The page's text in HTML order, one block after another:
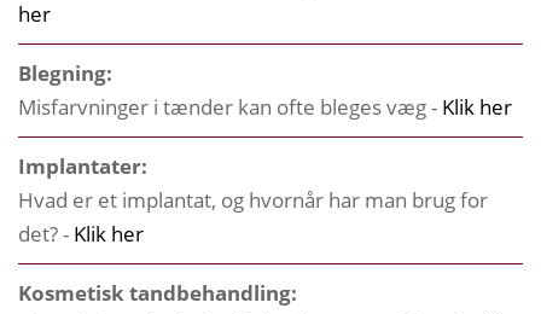
her
Blegning:
Misfarvninger i tænder kan ofte bleges væg - Klik her
Implantater:
Hvad er et implantat, og hvornår har man brug for
det? - Klik her
Kosmetisk tandbehandling: